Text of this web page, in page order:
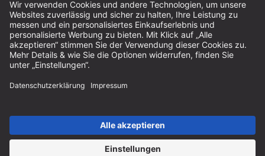
Impressum
AGB
Datenschutz
Cookie-Einstellungen
© 2026 sauter GmbH
* kostenloser Versand ab 150 Euro Bestellwert innerhalb
Deutschlands für die Standard-Paketgrößen - ausgenommen
Sperrgut und Fracht
In Abh. des Lieferlandes kann die MwSt. an der Kasse variieren.